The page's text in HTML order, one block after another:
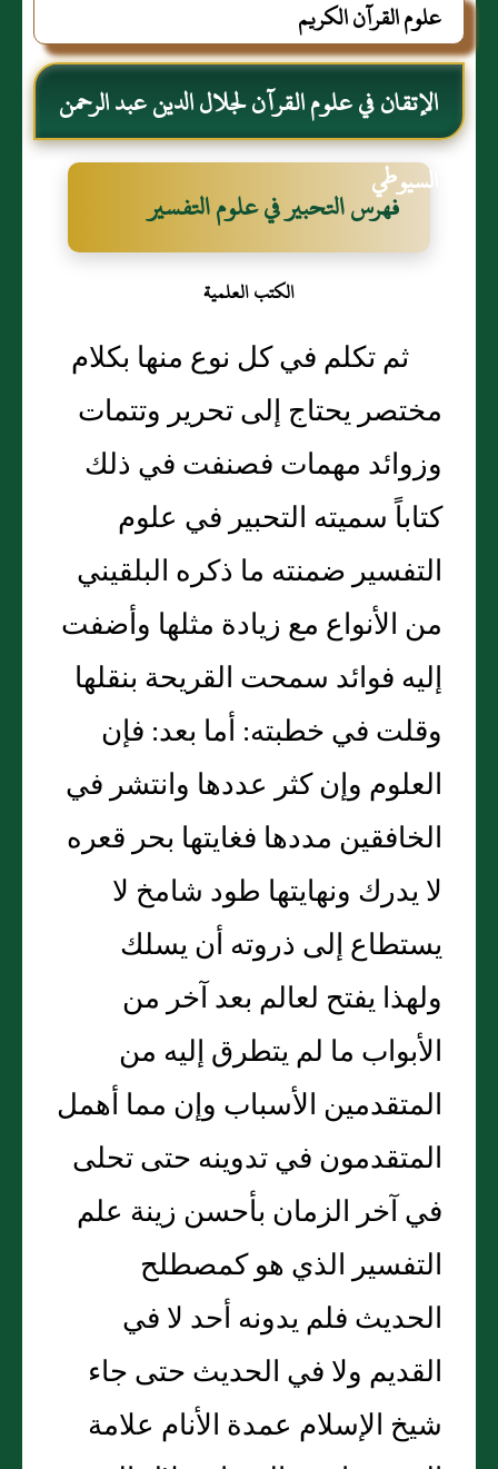
علوم القرآن الكريم
الإتقان في علوم القرآن لجلال الدين عبد الرحمن
السيوطي
فهرس التحبير في علوم التفسير
الكتب العلمية
ثم تكلم في كل نوع منها بكلام
مختصر يحتاج إلى تحرير وتتمات
وزوائد مهمات فصنفت في ذلك
كتاباً سميته التحبير في علوم
التفسير ضمنته ما ذكره البلقيني
من الأنواع مع زيادة مثلها وأضفت
إليه فوائد سمحت القريحة بنقلها
وقلت في خطبته‏:‏ أما بعد‏:‏ فإن
العلوم وإن كثر عددها وانتشر في
الخافقين مددها فغايتها بحر قعره
لا يدرك ونهايتها طود شامخ لا
يستطاع إلى ذروته أن يسلك
ولهذا يفتح لعالم بعد آخر من
الأبواب ما لم يتطرق إليه من
المتقدمين الأسباب وإن مما أهمل
المتقدمون في تدوينه حتى تحلى
في آخر الزمان بأحسن زينة علم
التفسير الذي هو كمصطلح
الحديث فلم يدونه أحد لا في
القديم ولا في الحديث حتى جاء
شيخ الإسلام عمدة الأنام علامة